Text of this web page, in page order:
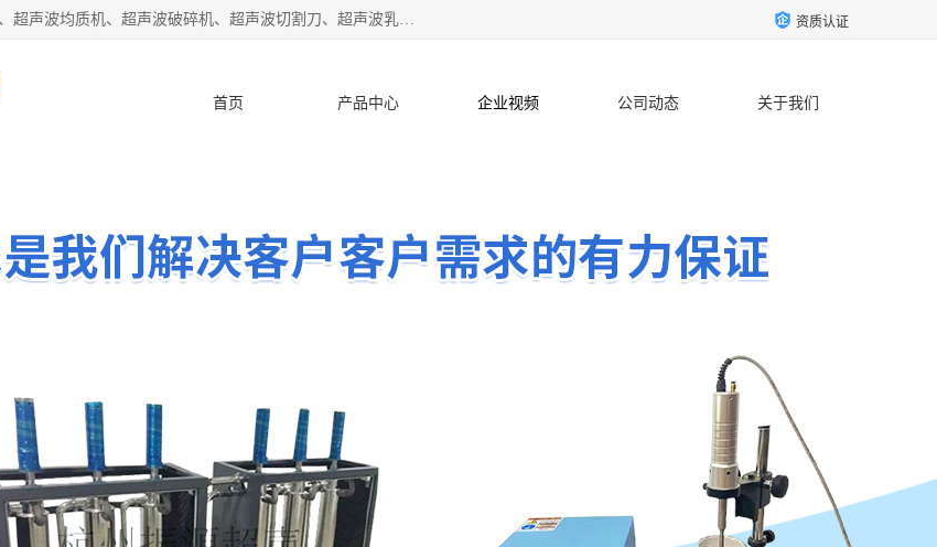
杭州振源超声设备有限公司主营产品：超声波分散机、超声波搅拌机、超声波均质机、超声波破碎机、超声波切割刀、超声波乳化机、超声波提取机、超声波振动棒等设备。秉承诚信经营、品质至上的服务宗旨，与多家企业建立了长期的合作关系。公司坚持以质量赢市场，以服务赢客户，始终以客户利益为中心。 资质认证
首页 产品中心 企业视频 公司动态 关于我们